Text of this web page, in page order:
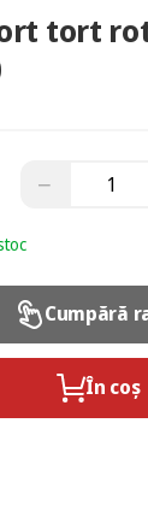
tort
−
Cumpără
În coș